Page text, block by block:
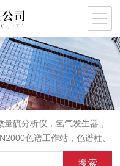
硫分析仪，氢气发生器，
色谱工作站，色谱柱、
，热解析仪，紫外分光光度